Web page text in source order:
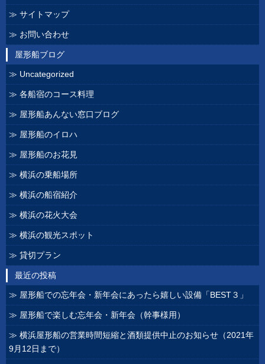
サイトマップ
お問い合わせ
屋形船ブログ
Uncategorized
各船宿のコース料理
屋形船あんない窓口ブログ
屋形船のイロハ
屋形船のお花見
横浜の乗船場所
横浜の船宿紹介
横浜の花火大会
横浜の観光スポット
貸切プラン
最近の投稿
屋形船での忘年会・新年会にあったら嬉しい設備「BEST３」
屋形船で楽しむ忘年会・新年会（幹事様用）
横浜屋形船の営業時間短縮と酒類提供中止のお知らせ（2021年
9月12日まで）